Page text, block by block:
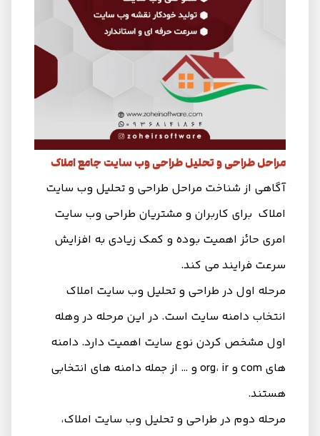
مراحل طراحی و تحلیل طراحی وب سایت جامع املاک
آگاهی از شناخت مراحل طراحی و تحلیل وب سایت
املاک برای کاربران و مشتریان طراحی وب سایت
امری حائز اهمیت بوده و کمک زیادی به افزایش
سرعت فرایند می کند.
مرحله اول در طراحی و تحلیل وب سایت املاک
انتخاب دامنه سایت است‌. در این مرحله در وهله
اول مشخص کردن نوع سایت اهمیت دارد. دامنه
های com و org، ir و … از جمله دامنه های انتخابی
هستند.
مرحله دوم در طراحی و تحلیل وب سایت املاک،